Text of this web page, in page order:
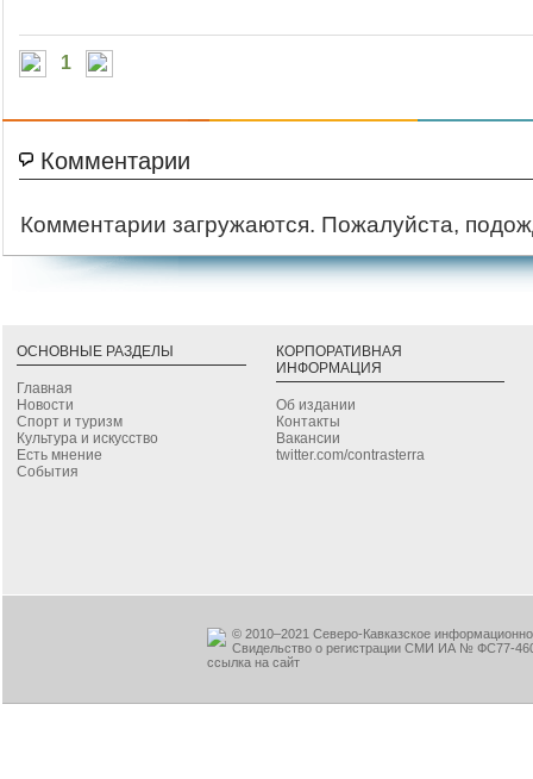
1
Комментарии
Комментарии загружаются. Пожалуйста,
ОСНОВНЫЕ РАЗДЕЛЫ
Главная
Новости
Спорт и туризм
Культура и искусство
Есть мнение
События
КОРПОРАТИВНАЯ
ИНФОРМАЦИЯ
Об издании
Контакты
Вакансии
twitter.com/contrasterra
© 2010–2021 Северо-Кавказское
Свидельство о регистрации СМИ ИА № ФС77-
ссылка на сайт